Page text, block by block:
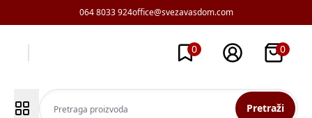
064 8033 924office@svezavasdom.com
0 0
Pretraži